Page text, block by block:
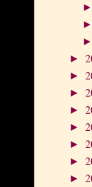
►
►
►
►
►
►
►
►